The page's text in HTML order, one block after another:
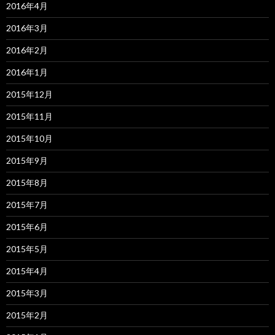
2016年4月
2016年3月
2016年2月
2016年1月
2015年12月
2015年11月
2015年10月
2015年9月
2015年8月
2015年7月
2015年6月
2015年5月
2015年4月
2015年3月
2015年2月